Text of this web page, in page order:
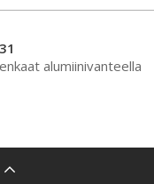
alumiinivanteella